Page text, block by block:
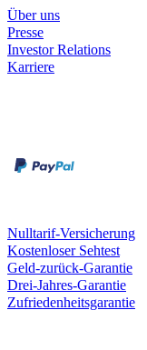
Über uns
Presse
Investor Relations
Karriere
Nulltarif-Versicherung
Kostenloser Sehtest
Geld-zurück-Garantie
Drei-Jahres-Garantie
Zufriedenheitsgarantie